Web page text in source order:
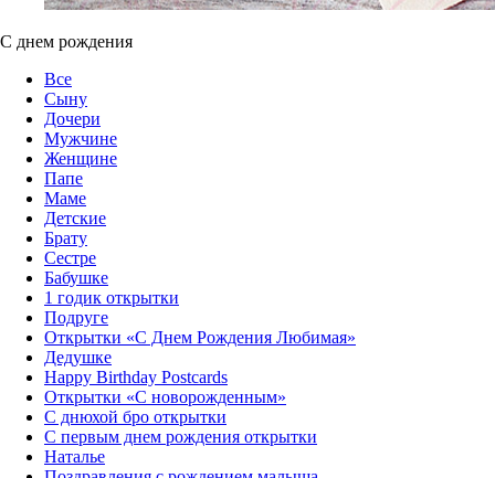
С днем рождения
Все
Сыну
Дочери
Мужчине
Женщине
Папе
Маме
Детские
Брату
Сестре
Бабушке
1 годик открытки
Подруге
Открытки «С Днем Рождения Любимая»‎
Дедушке
Happy Birthday Postcards
Открытки «‎С новорожденным»
С днюхой бро открытки
С первым днем рождения открытки
Наталье